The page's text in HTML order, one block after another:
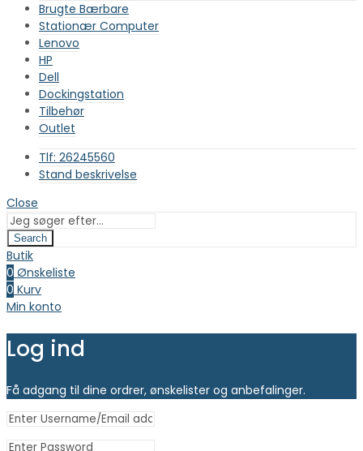
Brugte Bærbare
Stationær Computer
Lenovo
HP
Dell
Dockingstation
Tilbehør
Outlet
Tlf: 26245560
Stand beskrivelse
Close
Search
Butik
0 Ønskeliste
0 Kurv
Min konto
Log ind
Få adgang til dine ordrer, ønskelister og anbefalinger.